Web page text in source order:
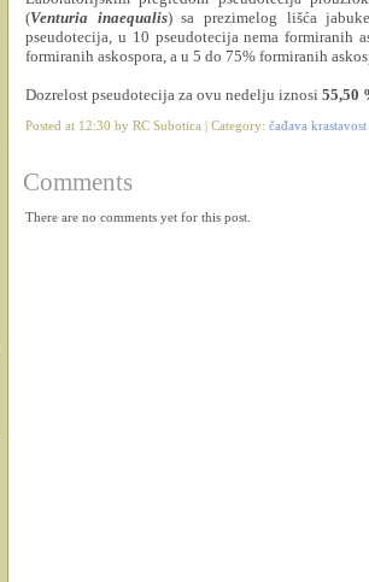
(Venturia inaequalis) sa prezimelog lišća
pseudotecija, u 10 pseudotecija nema formiranih
formiranih askospora, a u 5 do 75% formiranih
Dozrelost pseudotecija za ovu nedelju iznosi 55,50
Posted at 12:30 by RC Subotica | Category: čađava
Comments
There are no comments yet for this post.